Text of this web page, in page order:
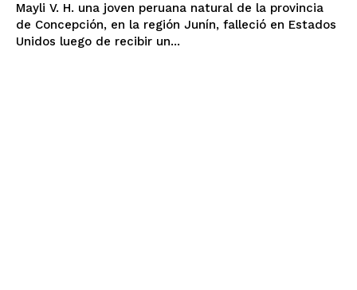
Mayli V. H. una joven peruana natural de la provincia
de Concepción, en la región Junín, falleció en Estados
Unidos luego de recibir un...